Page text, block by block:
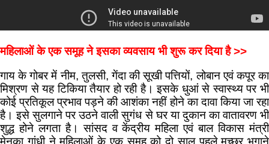
महिलाओं के एक समूह ने इसका व्यवसाय भी शुरू कर दिया है >>
गाय के गोबर में नीम, तुलसी, गेंदा की सूखी पत्तियों, लोबान एवं कपूर का
मिश्रण से यह टिकिया तैयार हो रही है। इसके धुआं से स्वास्थ्य पर भी
कोई प्रतिकूल प्रभाव पड़ने की आशंका नहीं होने का दावा किया जा रहा
है। इसे सुलगाने पर उठने वाली सुगंध से घर या दुकान का वातावरण भी
शुद्ध होने लगता है। सांसद व केंद्रीय महिला एवं बाल विकास मंत्री
मेनका गांधी ने महिलाओं के एक समूह को दो साल पहले मच्छर भगाने